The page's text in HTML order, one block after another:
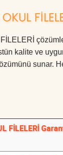
kalite ve
sunar.
FİLELERİ